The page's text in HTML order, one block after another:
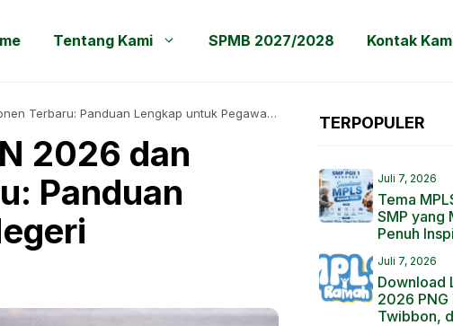
Tentang Kami SPMB 2027/2028 Kontak
Terbaru: Panduan Lengkap untuk Pegawai
2026 dan
Panduan
TERPOPULER
Juli 7, 2026
Tema
SMP yang
Penuh
Juli 7, 2026
Download
2026 PNG
Twibbon,